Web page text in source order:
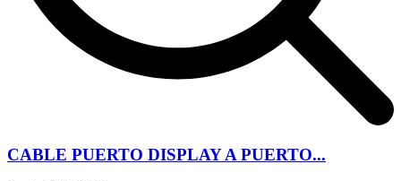
CABLE PUERTO DISPLAY A PUERTO...